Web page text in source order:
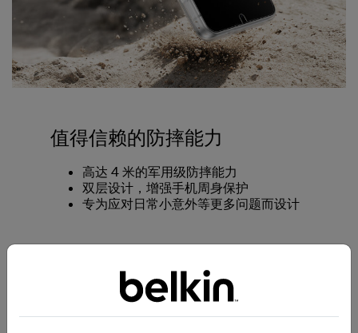
值得信赖的防摔能力
高达 4 米的军用级防摔能力
双层设计，增强手机周身保护
专为应对日常小意外等更多问题而设计